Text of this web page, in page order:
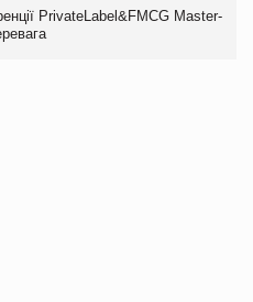
PrivateLabel&FMCG Master-